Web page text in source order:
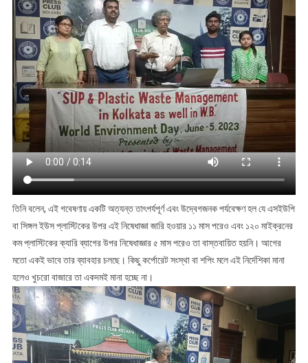
তিনি বলেন, এই গবেষণায় একটি অত্যন্ত তাৎপর্যপূর্ণ এবং উদ্বেগজনক পর্যবেক্ষণ হল যে এসইউপি
বা সিঙ্গল ইউস প্লাস্টিকের উপর এই নিষেধাজ্ঞা জারি হওয়ার ১১ মাস পরেও এবং ১২০ মাইক্রনের
কম প্লাস্টিকের ক্যারি ব্যাগের উপর নিষেধাজ্ঞার ৫ মাস পরেও তা বাস্তবায়িত হয়নি। আগের
মতো একই ভাবে তার ব্যাবহার চলছে। কিছু কর্পোরেট সংস্থা বা শপিং মলে এই নির্দেশিকা মানা
হলেও খুচরো বাজারে তা একদমই মানা হচ্ছে না।